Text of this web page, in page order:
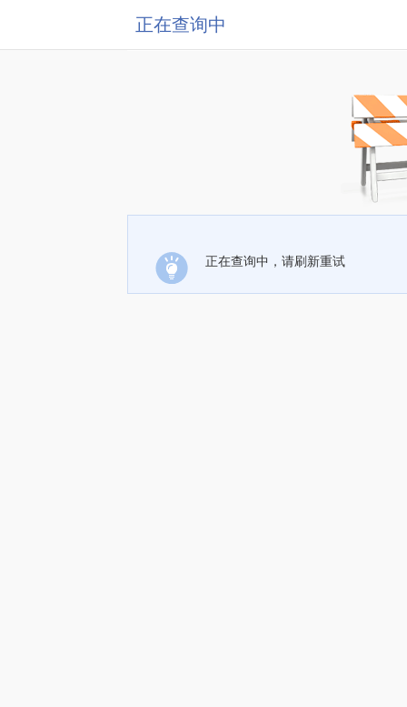
正在查询中
正在查询中，请刷新重试